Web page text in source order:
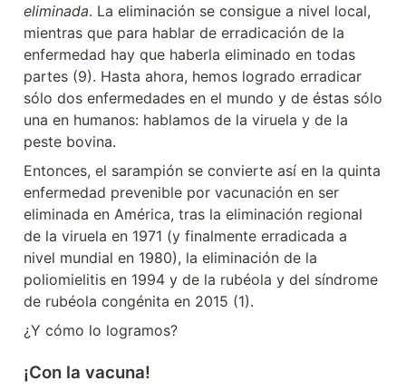
eliminada. La eliminación se consigue a nivel local,
mientras que para hablar de erradicación de la
enfermedad hay que haberla eliminado en todas
partes (9). Hasta ahora, hemos logrado erradicar
sólo dos enfermedades en el mundo y de éstas sólo
una en humanos: hablamos de la viruela y de la
peste bovina.
Entonces, el sarampión se convierte así en la quinta
enfermedad prevenible por vacunación en ser
eliminada en América, tras la eliminación regional
de la viruela en 1971 (y finalmente erradicada a
nivel mundial en 1980), la eliminación de la
poliomielitis en 1994 y de la rubéola y del síndrome
de rubéola congénita en 2015 (1).
¿Y cómo lo logramos?
¡Con la vacuna!